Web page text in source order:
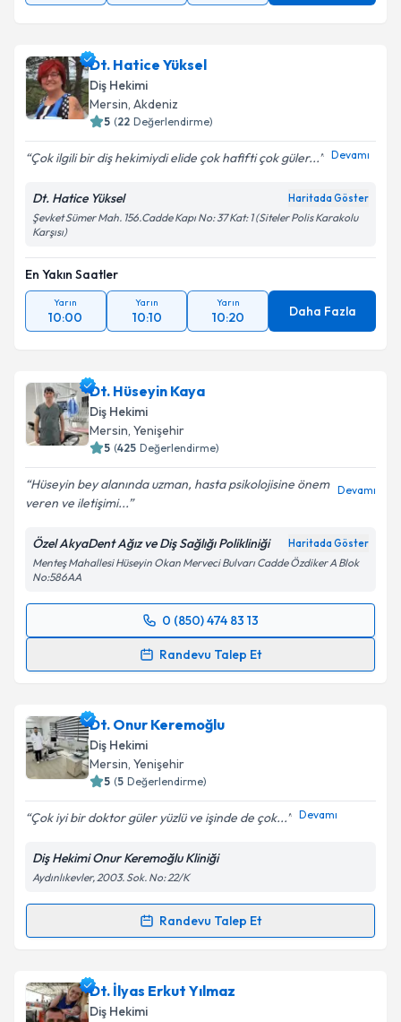
Dt. Hatice Yüksel
Diş Hekimi
Mersin, Akdeniz
5 (22 Değerlendirme)
Çok ilgili bir diş hekimiydi elide çok hafifti çok güler... Devamı
Dt. Hatice Yüksel Haritada Göster
Şevket Sümer Mah. 156.Cadde Kapı No: 37 Kat: 1 (Siteler Polis Karakolu
Karşısı)
En Yakın Saatler
Yarın
10:00
Yarın
10:10
Yarın
10:20 Daha Fazla
Dt. Hüseyin Kaya
Diş Hekimi
Mersin, Yenişehir
5 (425 Değerlendirme)
Hüseyin bey alanında uzman, hasta psikolojisine önem
veren ve iletişimi...
Devamı
Özel AkyaDent Ağız ve Diş Sağlığı Polikliniği Haritada Göster
Menteş Mahallesi Hüseyin Okan Merveci Bulvarı Cadde Özdiker A Blok
No:586AA
0 (850) 474 83 13
Randevu Talep Et
Randevu Takvimi Talebi
takvim hazırlandığında e-posta ile bilgilendireceğiz.
E-posta Adresiniz
Metni 'ni okudum ve kişisel verilerimin belirtilen
kapsamda işlenmesini kabul ediyorum.
Takvim Talebini Gönder
Dt. Onur Keremoğlu
Diş Hekimi
Mersin, Yenişehir
5 (5 Değerlendirme)
Çok iyi bir doktor güler yüzlü ve işinde de çok... Devamı
Diş Hekimi Onur Keremoğlu Kliniği
Aydınlıkevler, 2003. Sok. No: 22/K
Randevu Talep Et
Randevu Takvimi Talebi
Dt. Onur Keremoğlu için randevu takvimi talebi
oluşturun. Size bu uzmandan randevu almanız için bir
Dt. İlyas Erkut Yılmaz
Diş Hekimi